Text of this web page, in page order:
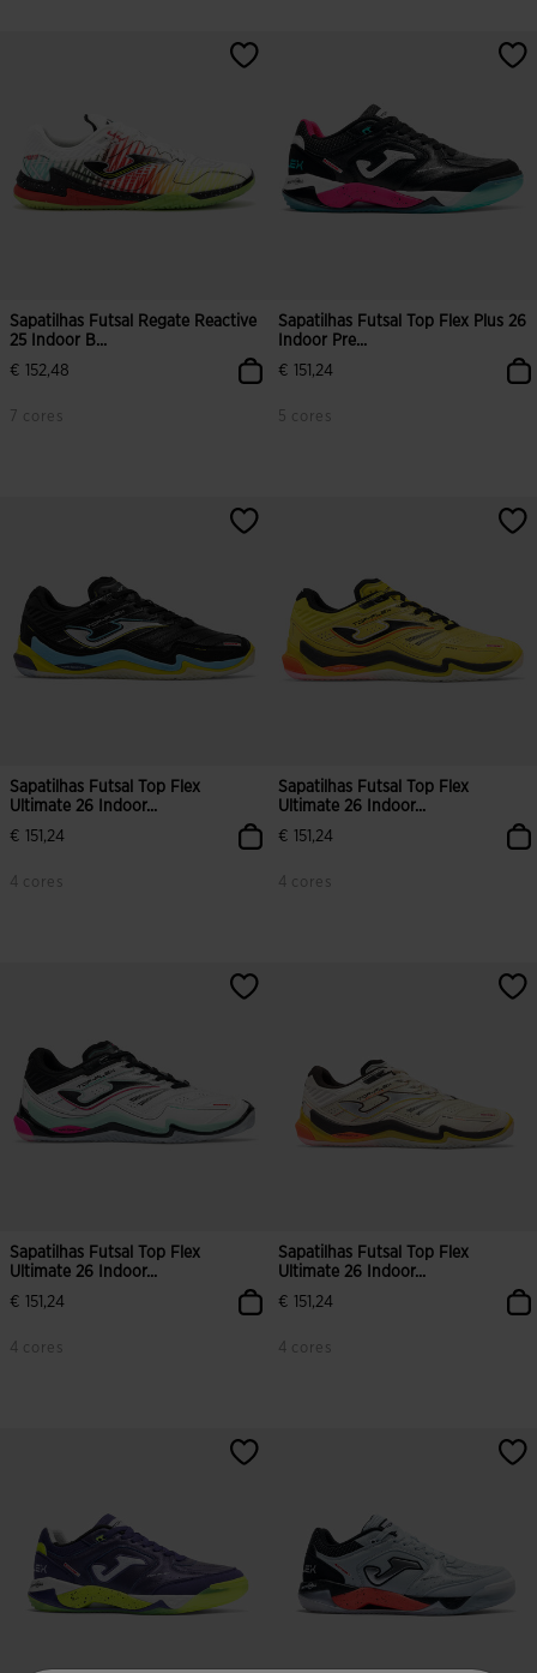
4$5 em 5 avaliação de clientes
Sapatilhas Futsal Regate Reactive
25 Indoor B...
€ 152,48
7 cores
Sapatilhas Futsal Top Flex Plus 26
Indoor Pre...
€ 151,24
5 cores
Sapatilhas Futsal Top Flex
Ultimate 26 Indoor...
€ 151,24
4 cores
Sapatilhas Futsal Top Flex
Ultimate 26 Indoor...
€ 151,24
4 cores
Sapatilhas Futsal Top Flex
Ultimate 26 Indoor...
€ 151,24
4 cores
3$9 em 5 avaliação de clientes
Sapatilhas Futsal Top Flex
Ultimate 26 Indoor...
€ 151,24
4 cores